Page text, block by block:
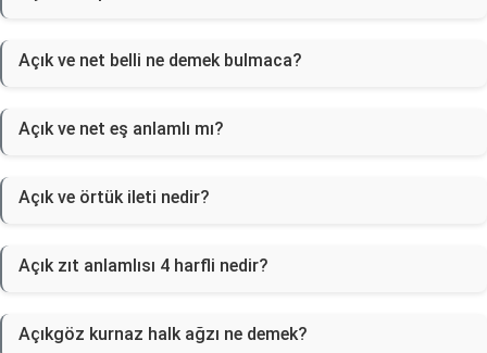
Açık ve net belli ne demek bulmaca?
Açık ve net eş anlamlı mı?
Açık ve örtük ileti nedir?
Açık zıt anlamlısı 4 harfli nedir?
Açıkgöz kurnaz halk ağzı ne demek?